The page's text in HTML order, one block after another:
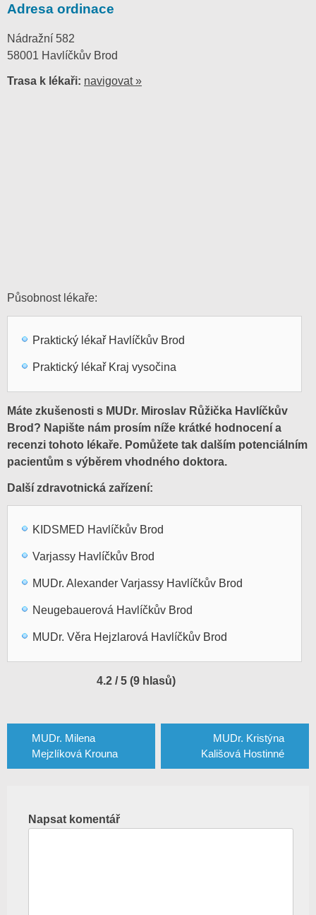
Adresa ordinace
Nádražní 582
58001 Havlíčkův Brod
Trasa k lékaři: navigovat »
Působnost lékaře:
Praktický lékař Havlíčkův Brod
Praktický lékař Kraj vysočina
Máte zkušenosti s MUDr. Miroslav Růžička Havlíčkův
Brod? Napište nám prosím níže krátké hodnocení a
recenzi tohoto lékaře. Pomůžete tak dalším potenciálním
pacientům s výběrem vhodného doktora.
Další zdravotnická zařízení:
KIDSMED Havlíčkův Brod
Varjassy Havlíčkův Brod
MUDr. Alexander Varjassy Havlíčkův Brod
Neugebauerová Havlíčkův Brod
MUDr. Věra Hejzlarová Havlíčkův Brod
4.2 / 5 (9 hlasů)
příspěvek
MUDr. Milena
Mejzlíková Krouna
MUDr. Kristýna
Kališová Hostinné
Napsat komentář